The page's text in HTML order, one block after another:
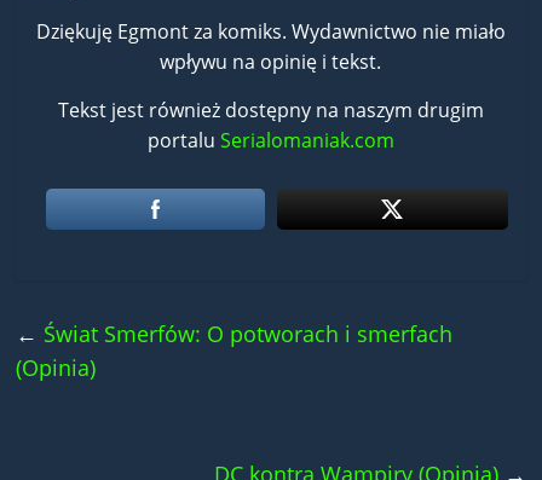
Dziękuję Egmont za komiks. Wydawnictwo nie miało
wpływu na opinię i tekst.
Tekst jest również dostępny na naszym drugim
portalu Serialomaniak.com
← Świat Smerfów: O potworach i smerfach
(Opinia)
DC kontra Wampiry (Opinia) →